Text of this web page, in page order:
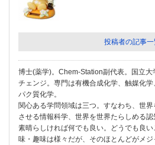
投稿者の記事
博士(薬学)。Chem-Station副代表。国立
チェンジ。専門は有機合成化学、触媒化
パク質化学。
関心ある学問領域は三つ。すなわち、世
させる情報科学、世界を世界たらしめる認
素晴らしければ何でも良い。どうでも良
味・趣味は様々だが、そのほとんどがメ